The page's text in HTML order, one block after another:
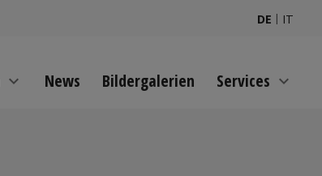
DE | IT
expand_more News Bildergalerien Services expand_more